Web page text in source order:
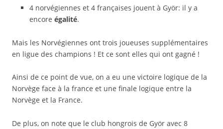
4 norvégiennes et 4 françaises jouent à Györ: il y a
encoreégalité.
Mais les Norvégiennes ont trois joueuses supplémentaires
en ligue des champions ! Et ce sont elles qui ont gagné !
Ainsi de ce point de vue, on a eu une victoire logique de la
Norvège face à la france et une finale logique entre la
Norvège et la France.
De plus, on note que le club hongrois de Györ avec 8